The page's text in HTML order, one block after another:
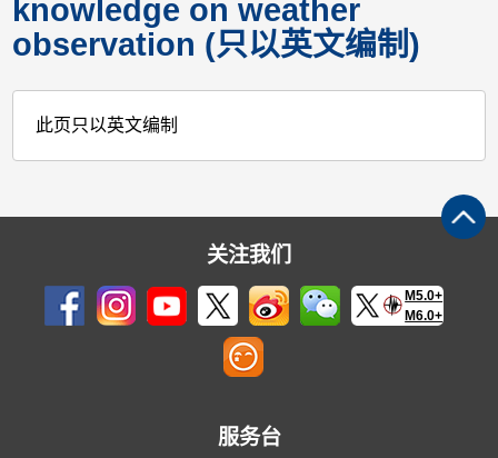
knowledge on weather
observation (只以英文编制)
此页只以英文编制
关注我们
M5.0+
M6.0+
服务台